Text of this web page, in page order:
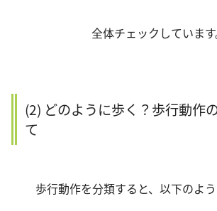
全体チェックしています
(2) どのように歩く？歩行動作
て
歩行動作を分類すると、以下のよう